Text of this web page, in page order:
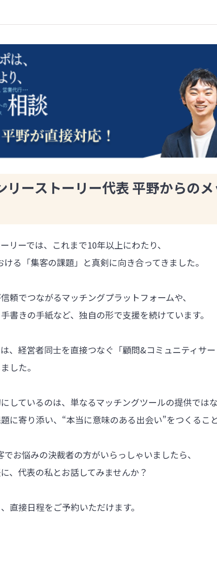
リーストーリー代表 平野からの
リーでは、これまで10年以上にわたり、
る「集客の課題」と真剣に向き合ってきました。
頼でつながるマッチングプラットフォームや、
書きの手紙など、独自の形で支援を続けています。
、経営者同士を直接つなぐ「顧問&コミュニティサ
した。
しているのは、単なるマッチングツールの提供では
に寄り添い、“本当に意味のある出会い”をつくるこ
お悩みの決裁者の方がいらっしゃいましたら、
、代表の私とお話してみませんか？
直接日程をご予約いただけます。